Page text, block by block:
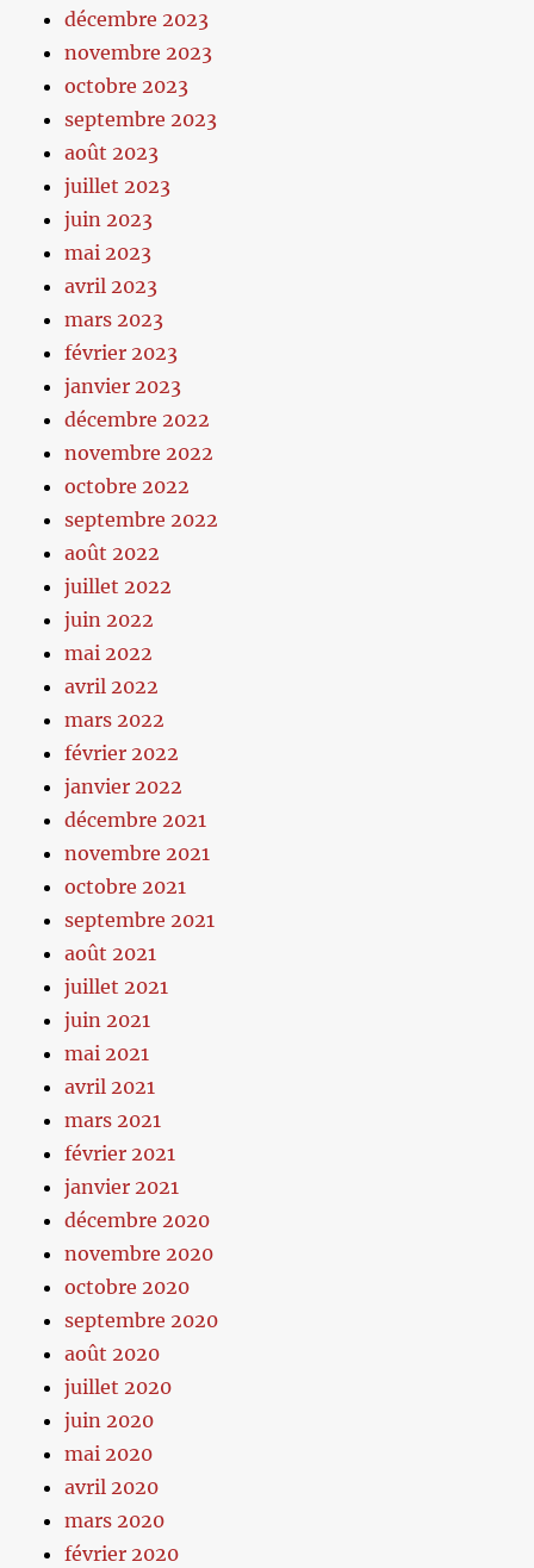
décembre 2023
novembre 2023
octobre 2023
septembre 2023
août 2023
juillet 2023
juin 2023
mai 2023
avril 2023
mars 2023
février 2023
janvier 2023
décembre 2022
novembre 2022
octobre 2022
septembre 2022
août 2022
juillet 2022
juin 2022
mai 2022
avril 2022
mars 2022
février 2022
janvier 2022
décembre 2021
novembre 2021
octobre 2021
septembre 2021
août 2021
juillet 2021
juin 2021
mai 2021
avril 2021
mars 2021
février 2021
janvier 2021
décembre 2020
novembre 2020
octobre 2020
septembre 2020
août 2020
juillet 2020
juin 2020
mai 2020
avril 2020
mars 2020
février 2020